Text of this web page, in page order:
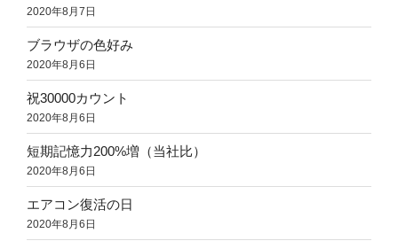
2020年8月7日
ブラウザの色好み
2020年8月6日
祝30000カウント
2020年8月6日
短期記憶力200%増（当社比）
2020年8月6日
エアコン復活の日
2020年8月6日